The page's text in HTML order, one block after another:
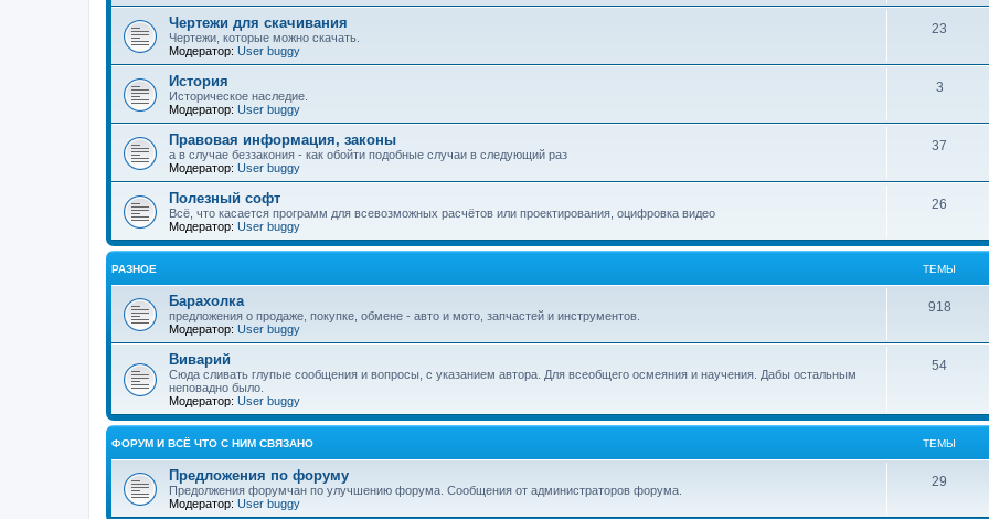
Чертежи для скачивания
Чертежи, которые можно скачать.
Модератор: User buggy
23
История
Историческое наследие.
Модератор: User buggy
3
Правовая информация, законы
а в случае беззакония - как обойти подобные случаи в следующий раз
Модератор: User buggy
37
Полезный софт
Всё, что касается программ для всевозможных расчётов или проектирования, оцифровка видео
Модератор: User buggy
26
РАЗНОЕ ТЕМЫ
Барахолка
предложения о продаже, покупке, обмене - авто и мото, запчастей и инструментов.
Модератор: User buggy
918
Виварий
Сюда сливать глупые сообщения и вопросы, с указанием автора. Для всеобщего осмеяния и научения. Дабы остальным
неповадно было.
Модератор: User buggy
54
ФОРУМ И ВСЁ ЧТО С НИМ СВЯЗАНО ТЕМЫ
Предложения по форуму
Предолжения форумчан по улучшению форума. Сообщения от администраторов форума.
Модератор: User buggy
29